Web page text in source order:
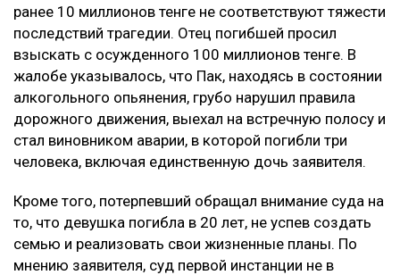
ранее 10 миллионов тенге не соответствуют тяжести
последствий трагедии. Отец погибшей просил
взыскать с осужденного 100 миллионов тенге. В
жалобе указывалось, что Пак, находясь в состоянии
алкогольного опьянения, грубо нарушил правила
дорожного движения, выехал на встречную полосу и
стал виновником аварии, в которой погибли три
человека, включая единственную дочь заявителя.
Кроме того, потерпевший обращал внимание суда на
то, что девушка погибла в 20 лет, не успев создать
семью и реализовать свои жизненные планы. По
мнению заявителя, суд первой инстанции не в